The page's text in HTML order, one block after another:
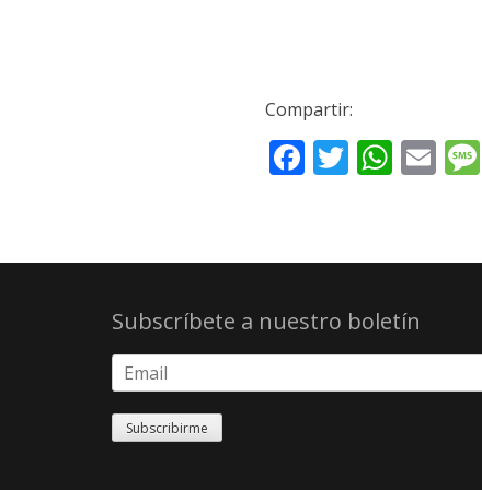
Compartir:
Facebook
Twitter
Subscríbete a nuestro boletín